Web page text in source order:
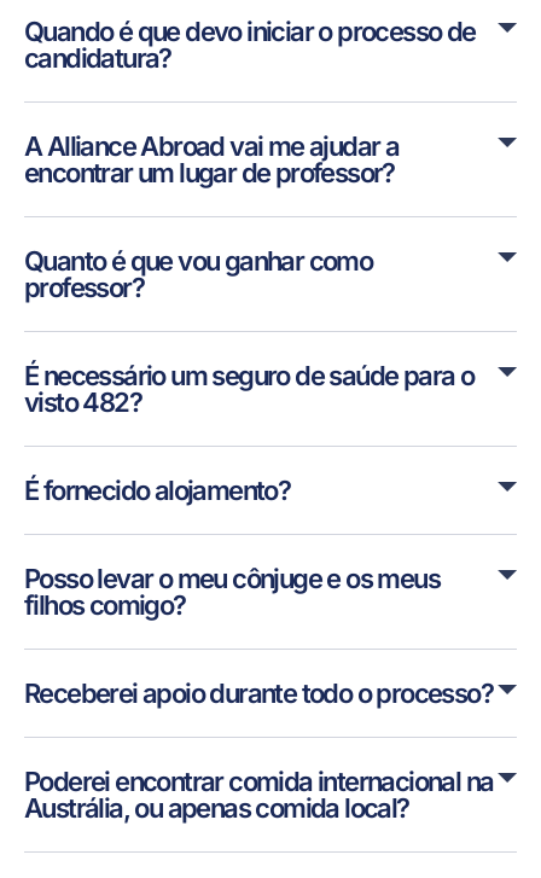
Quando é que devo iniciar o processo de
candidatura?
A Alliance Abroad vai me ajudar a
encontrar um lugar de professor?
Quanto é que vou ganhar como
professor?
É necessário um seguro de saúde para o
visto 482?
É fornecido alojamento?
Posso levar o meu cônjuge e os meus
filhos comigo?
Receberei apoio durante todo o processo?
Poderei encontrar comida internacional na
Austrália, ou apenas comida local?